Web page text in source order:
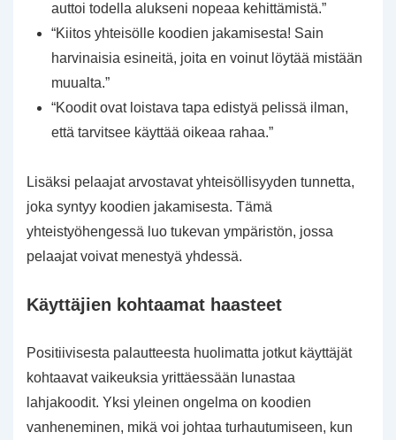
auttoi todella alukseni nopeaa kehittämistä.”
“Kiitos yhteisölle koodien jakamisesta! Sain
harvinaisia esineitä, joita en voinut löytää mistään
muualta.”
“Koodit ovat loistava tapa edistyä pelissä ilman,
että tarvitsee käyttää oikeaa rahaa.”
Lisäksi pelaajat arvostavat yhteisöllisyyden tunnetta,
joka syntyy koodien jakamisesta. Tämä
yhteistyöhengessä luo tukevan ympäristön, jossa
pelaajat voivat menestyä yhdessä.
Käyttäjien kohtaamat haasteet
Positiivisesta palautteesta huolimatta jotkut käyttäjät
kohtaavat vaikeuksia yrittäessään lunastaa
lahjakoodit. Yksi yleinen ongelma on koodien
vanheneminen, mikä voi johtaa turhautumiseen, kun